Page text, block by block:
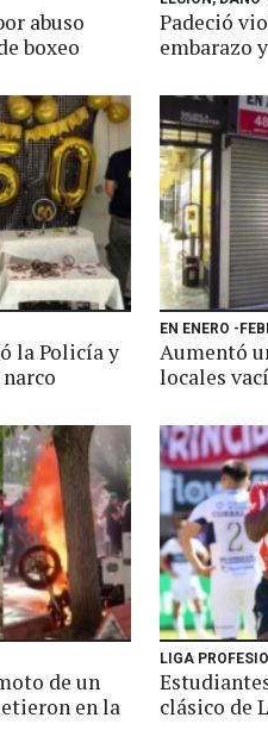
abuso
boxeo
Padeció
embarazo
la Policía y
EN ENERO -
Aumentó
locales
de un
en la
LIGA
clásico de